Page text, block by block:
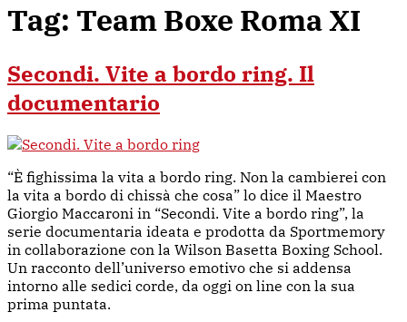
Tag: Team Boxe Roma XI
Secondi. Vite a bordo ring. Il
documentario
“È fighissima la vita a bordo ring. Non la cambierei con
la vita a bordo di chissà che cosa” lo dice il Maestro
Giorgio Maccaroni in “Secondi. Vite a bordo ring”, la
serie documentaria ideata e prodotta da Sportmemory
in collaborazione con la Wilson Basetta Boxing School.
Un racconto dell’universo emotivo che si addensa
intorno alle sedici corde, da oggi on line con la sua
prima puntata.